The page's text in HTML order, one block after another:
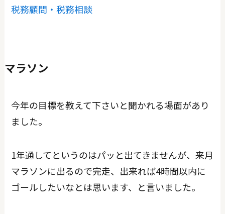
税務顧問・税務相談
マラソン
今年の目標を教えて下さいと聞かれる場面があり
ました。
1年通してというのはパッと出てきませんが、来月
マラソンに出るので完走、出来れば4時間以内に
ゴールしたいなとは思います、と言いました。